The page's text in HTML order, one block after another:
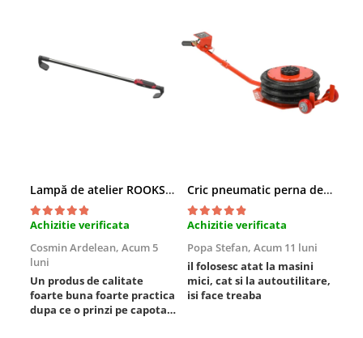
Furtune Aer Comprimat
Masini de gaurit si taiat
Slefuitoare Pneumatice
Scule speciale
Diagnoza si masurari
Injectoare
Motor
Rulmenti,Bucsi si Extractoare
Sistem directie
Lampă de atelier ROOKS B2 HYBRID pentru capotă, 2000 lumeni, 5000 mAh
Achizitie verificata
Cosmin Ardelean, Acum 5
luni
Un produs de calitate
foarte buna foarte practica
dupa ce o prinzi pe capota
Cric pneumatic perna de aer cu inaltator 6T
Achizitie verificata
Popa Stefan, Acum 11 luni
il folosesc atat la masini
mici, cat si la autoutilitare,
isi face treaba